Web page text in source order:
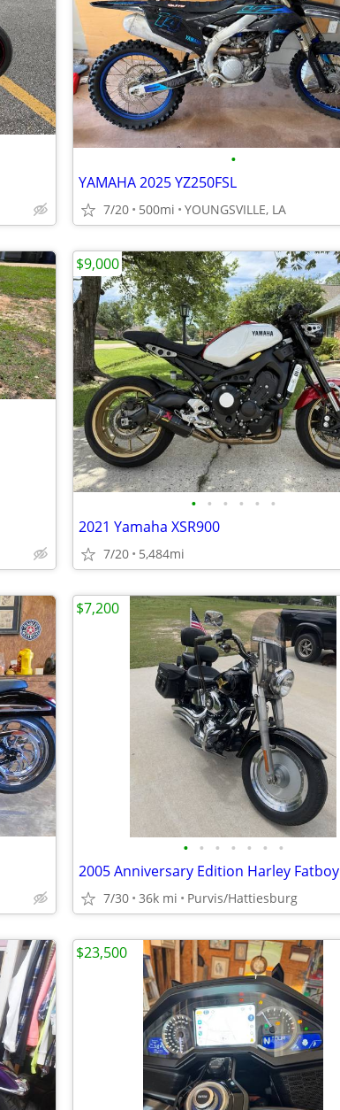
•
YAMAHA 2025 YZ250FSL
7/20 500mi YOUNGSVILLE, LA
• • • • • •
2021 Yamaha XSR900
7/20 5,484mi
$9,000
• • • • • • •
2005 Anniversary Edition Harley Fatboy
7/30 36k mi Purvis/Hattiesburg
$7,200
$23,500